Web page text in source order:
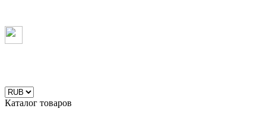
Каталог товаров